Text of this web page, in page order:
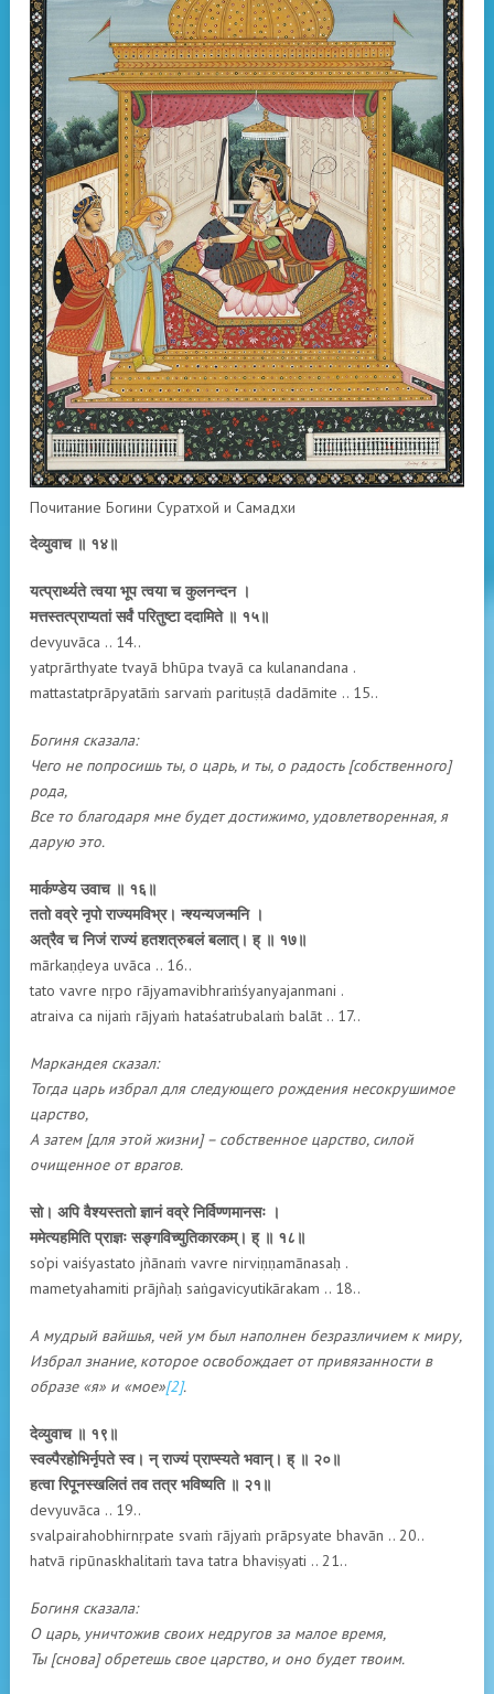
Почитание Богини Суратхой и Самадхи
देव्युवाच ॥ १४॥
यत्प्रार्थ्यते त्वया भूप त्वया च कुलनन्दन ।
मत्तस्तत्प्राप्यतां सर्वं परितुष्टा ददामिते ॥ १५॥
devyuvāca .. 14..
yatprārthyate tvayā bhūpa tvayā ca kulanandana .
mattastatprāpyatāṁ sarvaṁ parituṣṭā dadāmite .. 15..
Богиня сказала:
Чего не попросишь ты, о царь, и ты, о радость [собственного]
рода,
Все то благодаря мне будет достижимо, удовлетворенная, я
дарую это.
मार्कण्डेय उवाच ॥ १६॥
ततो वव्रे नृपो राज्यमविभ्र। न्श्यन्यजन्मनि ।
अत्रैव च निजं राज्यं हतशत्रुबलं बलात्। ह् ॥ १७॥
mārkaṇḍeya uvāca .. 16..
tato vavre nṛpo rājyamavibhraṁśyanyajanmani .
atraiva ca nijaṁ rājyaṁ hataśatrubalaṁ balāt .. 17..
Маркандея сказал:
Тогда царь избрал для следующего рождения несокрушимое
царство,
А затем [для этой жизни] – собственное царство, силой
очищенное от врагов.
सो। अपि वैश्यस्ततो ज्ञानं वव्रे निर्विण्णमानसः ।
ममेत्यहमिति प्राज्ञः सङ्गविच्युतिकारकम्। ह् ॥ १८॥
so’pi vaiśyastato jñānaṁ vavre nirviṇṇamānasaḥ .
mametyahamiti prājñaḥ saṅgavicyutikārakam .. 18..
А мудрый вайшья, чей ум был наполнен безразличием к миру,
Избрал знание, которое освобождает от привязанности в
образе «я» и «мое»[2].
देव्युवाच ॥ १९॥
स्वल्पैरहोभिर्नृपते स्व। न् राज्यं प्राप्स्यते भवान्। ह् ॥ २०॥
हत्वा रिपूनस्खलितं तव तत्र भविष्यति ॥ २१॥
devyuvāca .. 19..
svalpairahobhirnṛpate svaṁ rājyaṁ prāpsyate bhavān .. 20..
hatvā ripūnaskhalitaṁ tava tatra bhaviṣyati .. 21..
Богиня сказала:
О царь, уничтожив своих недругов за малое время,
Ты [снова] обретешь свое царство, и оно будет твоим.